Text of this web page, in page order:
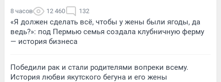
8 часов 12 460 132
«Я должен сделать всё, чтобы у жены были ягоды, да
ведь?»: под Пермью семья создала клубничную ферму
— история бизнеса
Победили рак и стали родителями вопреки всему.
История любви якутского бегуна и его жены